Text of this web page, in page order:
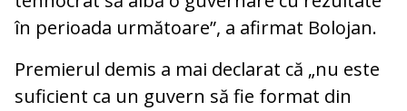
în perioada următoare”, a afirmat Bolojan.
Premierul demis a mai declarat că „nu este
suficient ca un guvern să fie format din